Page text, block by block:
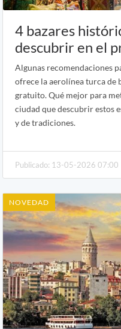
4 bazares
descubrir en el
Algunas recomendaciones
ofrece la aerolínea turca de
gratuito. Qué mejor para
ciudad que descubrir estos
y de tradiciones.
Publicado: 13-05-2026 07:00
NOVEDAD